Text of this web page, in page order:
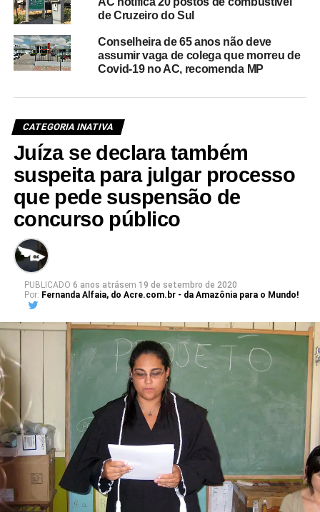
de Cruzeiro do Sul
Conselheira de 65 anos não deve
assumir vaga de colega que morreu de
Covid-19 no AC, recomenda MP
CATEGORIA INATIVA
Juíza se declara também
suspeita para julgar processo
que pede suspensão de
concurso público
PUBLICADO 6 anos atrásem 19 de setembro de 2020
Por: Fernanda Alfaia, do Acre.com.br - da Amazônia para o Mundo!